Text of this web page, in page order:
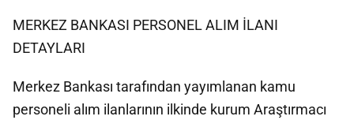
MERKEZ BANKASI PERSONEL ALIM İLANI
DETAYLARI
Merkez Bankası tarafından yayımlanan kamu
personeli alım ilanlarının ilkinde kurum Araştırmacı